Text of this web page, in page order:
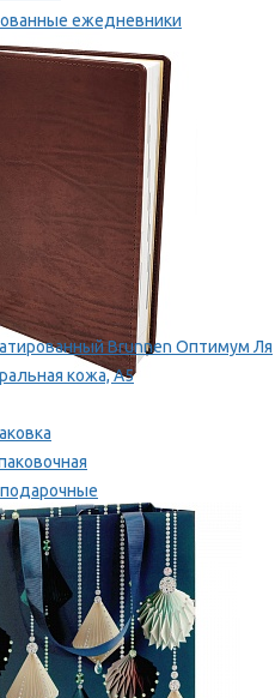
ежедневники
Brunnen Оптимум Ля
кожа, А5